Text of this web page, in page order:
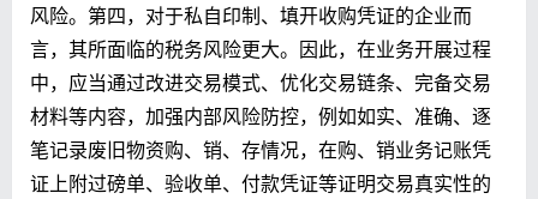
风险。第四，对于私自印制、填开收购凭证的企业而
言，其所面临的税务风险更大。因此，在业务开展过程
中，应当通过改进交易模式、优化交易链条、完备交易
材料等内容，加强内部风险防控，例如如实、准确、逐
笔记录废旧物资购、销、存情况，在购、销业务记账凭
证上附过磅单、验收单、付款凭证等证明交易真实性的